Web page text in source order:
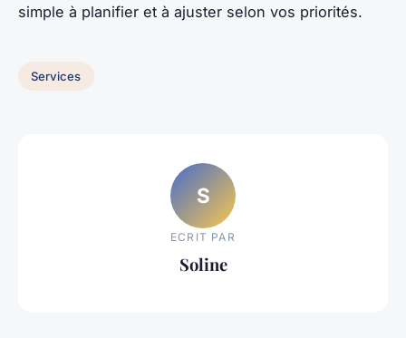
simple à planifier et à ajuster selon vos priorités.
Services
S
ECRIT PAR
Soline